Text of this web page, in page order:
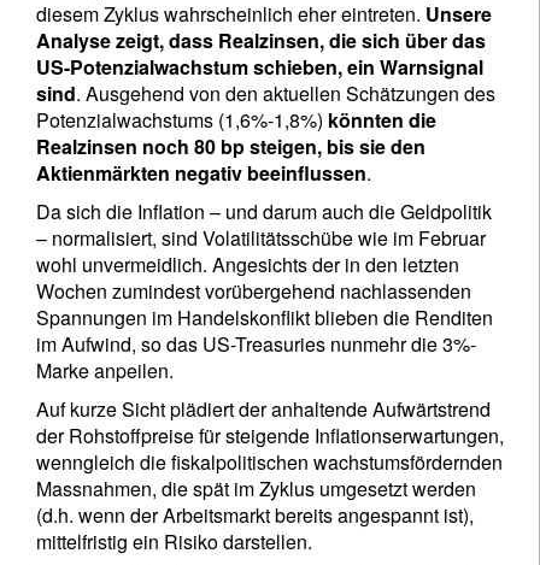
diesem Zyklus wahrscheinlich eher eintreten. Unsere
Analyse zeigt, dass Realzinsen, die sich über das
US-Potenzialwachstum schieben, ein Warnsignal
sind. Ausgehend von den aktuellen Schätzungen des
Potenzialwachstums (1,6%-1,8%) könnten die
Realzinsen noch 80 bp steigen, bis sie den
Aktienmärkten negativ beeinflussen.
Da sich die Inflation – und darum auch die Geldpolitik
– normalisiert, sind Volatilitätsschübe wie im Februar
wohl unvermeidlich. Angesichts der in den letzten
Wochen zumindest vorübergehend nachlassenden
Spannungen im Handelskonflikt blieben die Renditen
im Aufwind, so das US-Treasuries nunmehr die 3%-
Marke anpeilen.
Auf kurze Sicht plädiert der anhaltende Aufwärtstrend
der Rohstoffpreise für steigende Inflationserwartungen,
wenngleich die fiskalpolitischen wachstumsfördernden
Massnahmen, die spät im Zyklus umgesetzt werden
(d.h. wenn der Arbeitsmarkt bereits angespannt ist),
mittelfristig ein Risiko darstellen.